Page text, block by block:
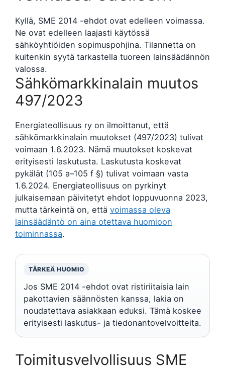
Kyllä, SME 2014 -ehdot ovat edelleen voimassa.
Ne ovat edelleen laajasti käytössä
sähköyhtiöiden sopimuspohjina. Tilannetta on
kuitenkin syytä tarkastella tuoreen lainsäädännön
valossa.
Sähkömarkkinalain muutos
497/2023
Energiateollisuus ry on ilmoittanut, että
sähkömarkkinalain muutokset (497/2023) tulivat
voimaan 1.6.2023. Nämä muutokset koskevat
erityisesti laskutusta. Laskutusta koskevat
pykälät (105 a–105 f §) tulivat voimaan vasta
1.6.2024. Energiateollisuus on pyrkinyt
julkaisemaan päivitetyt ehdot loppuvuonna 2023,
mutta tärkeintä on, että voimassa oleva
lainsäädäntö on aina otettava huomioon
toiminnassa.
TÄRKEÄ HUOMIO
Jos SME 2014 -ehdot ovat ristiriitaisia lain
pakottavien säännösten kanssa, lakia on
noudatettava asiakkaan eduksi. Tämä koskee
erityisesti laskutus- ja tiedonantovelvoitteita.
Toimitusvelvollisuus SME